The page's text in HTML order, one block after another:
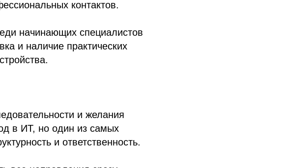
контактов.
начинающих специалистов
и наличие практических
и желания
в ИТ, но один из самых
и ответственность.